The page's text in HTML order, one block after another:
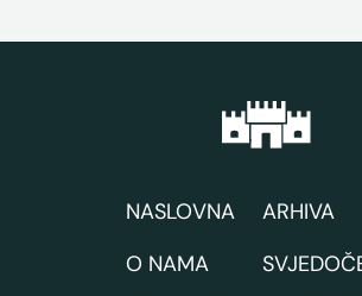
NASLOVNA
O NAMA
ARHIVA